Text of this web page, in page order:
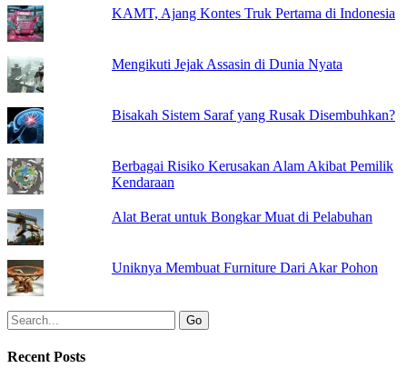
KAMT, Ajang Kontes Truk Pertama di Indonesia
Mengikuti Jejak Assasin di Dunia Nyata
Bisakah Sistem Saraf yang Rusak Disembuhkan?
Berbagai Risiko Kerusakan Alam Akibat Pemilik
Kendaraan
Alat Berat untuk Bongkar Muat di Pelabuhan
Uniknya Membuat Furniture Dari Akar Pohon
Recent Posts